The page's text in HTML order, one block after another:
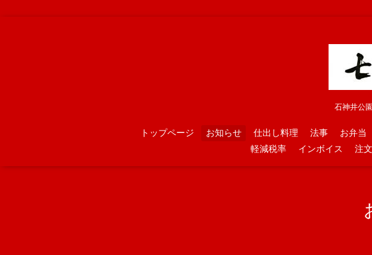
石神井公
トップページ お知らせ 仕出し料理 法事 お弁当
軽減税率
インボイス 注